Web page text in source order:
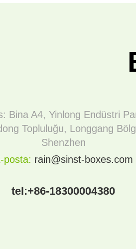
Bina A4, Yinlong Endüstri
Topluluğu, Longgang
Shenzhen
posta: rain@sinst-boxes.com
tel:+86-18300004380